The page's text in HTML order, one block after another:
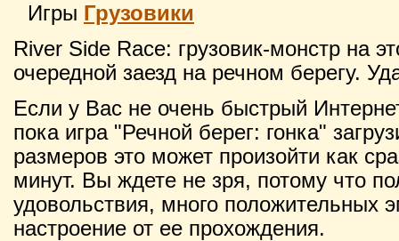
Игры Грузовики
River Side Race: грузовик-монстр на
очередной заезд на речном берегу.
Если у Вас не очень быстрый
пока игра "Речной берег: гонка"
размеров это может произойти как
минут. Вы ждете не зря, потому что
удовольствия, много положительных
настроение от ее прохождения.